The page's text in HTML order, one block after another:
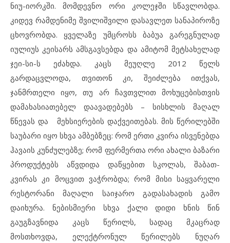
ნიუ-იორკში. მომდევნო ორი კოლეჯში სწავლობდა.
კიდევ რამდენიმე შვილიშვილი დასავლეთ სანაპიროზე
ცხოვრობდა. ყველაზე უმცროსს ბაბუა გარეგნულად
იულიუს კეისარს ამსგავსებდა და ამიტომ მეტსახელად
ჯეი-სი-ს ეძახდა. კაცს მეუღლე 2012 წელს
გარდაცვლოდა, თვითონ კი, შეიძლება ითქვას,
ჯანმრთელი იყო, თუ არ ჩავთვლით მოხუცებისთვის
დამახასიათებელ დაავადებებს – სისხლის მაღალ
წნევას და მეხსიერების დაქვეითებას. მის წერილებში
საუბარი იყო სხვა ამბებზეც: რომ ერთი კვირა ისვენებდა
ჰავაის კუნძულებზე; რომ ფერმერთა ორი ახალი ბაზარი
პროდუქტებს აწვდიდა დაწყებით სკოლას, შაბათ-
კვირას კი მოცვით ვაჭრობდა; რომ მისი საყვარელი
რესტორანი მაღალი საიჯარო გადასახადის გამო
დაიხურა. ნებისმიერი სხვა ქალი დიდი ხნის წინ
გაუგზავნიდა კაცს წერილს, სადაც მკაცრად
მოსთხოვდა, ელექტრონულ წერილებს ნუღარ